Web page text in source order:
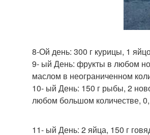
8-Ой день: 300 г курицы, 1
9- ый День: фрукты в любом
маслом в неограниченном
10- ый День: 150 г рыбы, 2
любом большом количестве,
11- ый День: 2 яйца, 150 г